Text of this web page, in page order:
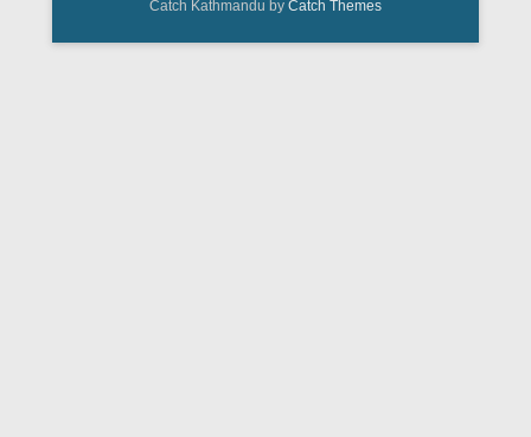
Catch Kathmandu by Catch Themes